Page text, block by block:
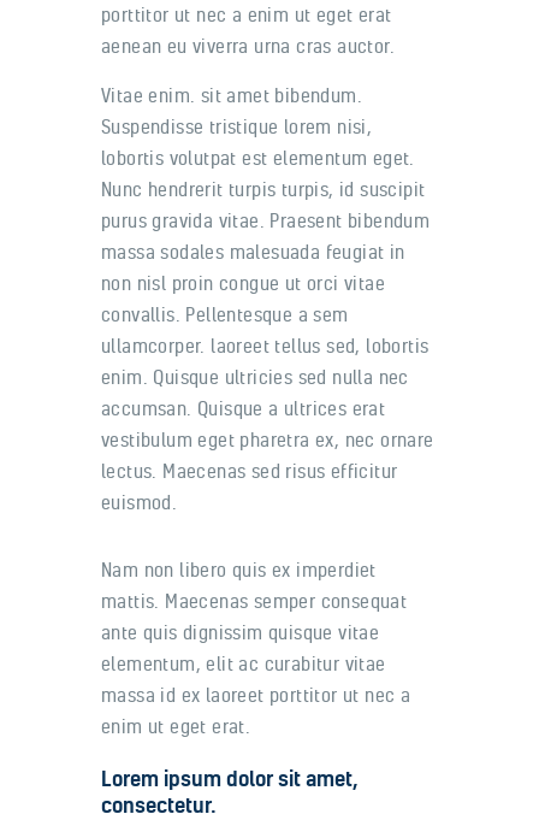
porttitor ut nec a enim ut eget erat
aenean eu viverra urna cras auctor.
Vitae enim. sit amet bibendum.
Suspendisse tristique lorem nisi,
lobortis volutpat est elementum eget.
Nunc hendrerit turpis turpis, id suscipit
purus gravida vitae. Praesent bibendum
massa sodales malesuada feugiat in
non nisl proin congue ut orci vitae
convallis. Pellentesque a sem
ullamcorper. laoreet tellus sed, lobortis
enim. Quisque ultricies sed nulla nec
accumsan. Quisque a ultrices erat
vestibulum eget pharetra ex, nec ornare
lectus. Maecenas sed risus efficitur
euismod.
Nam non libero quis ex imperdiet
mattis. Maecenas semper consequat
ante quis dignissim quisque vitae
elementum, elit ac curabitur vitae
massa id ex laoreet porttitor ut nec a
enim ut eget erat.
Lorem ipsum dolor sit amet,
consectetur.